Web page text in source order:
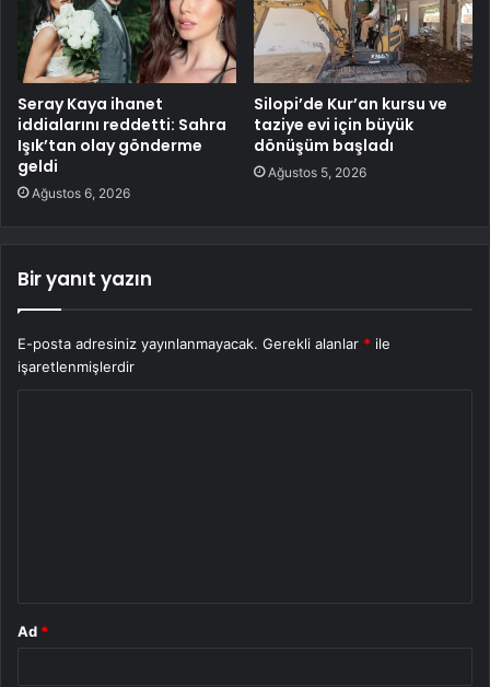
Seray Kaya ihanet
iddialarını reddetti: Sahra
Işık’tan olay gönderme
geldi
Ağustos 6, 2026
Silopi’de Kur’an kursu ve
taziye evi için büyük
dönüşüm başladı
Ağustos 5, 2026
Bir yanıt yazın
E-posta adresiniz yayınlanmayacak. Gerekli alanlar * ile
işaretlenmişlerdir
Ad *